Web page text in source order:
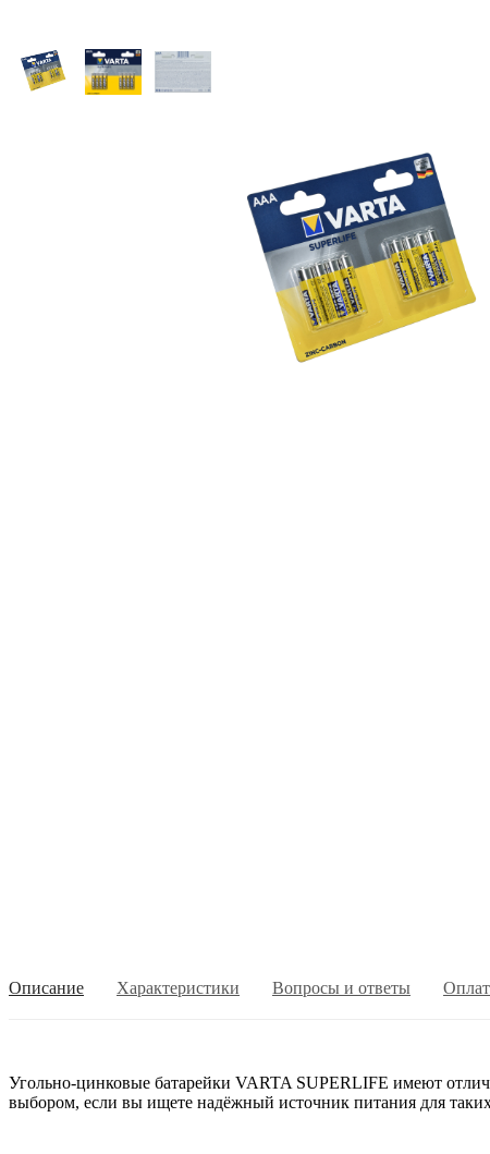
Описание Характеристики Вопросы и ответы
Угольно-цинковые батарейки VARTA SUPERLIFE имеют
выбором, если вы ищете надёжный источник питания для